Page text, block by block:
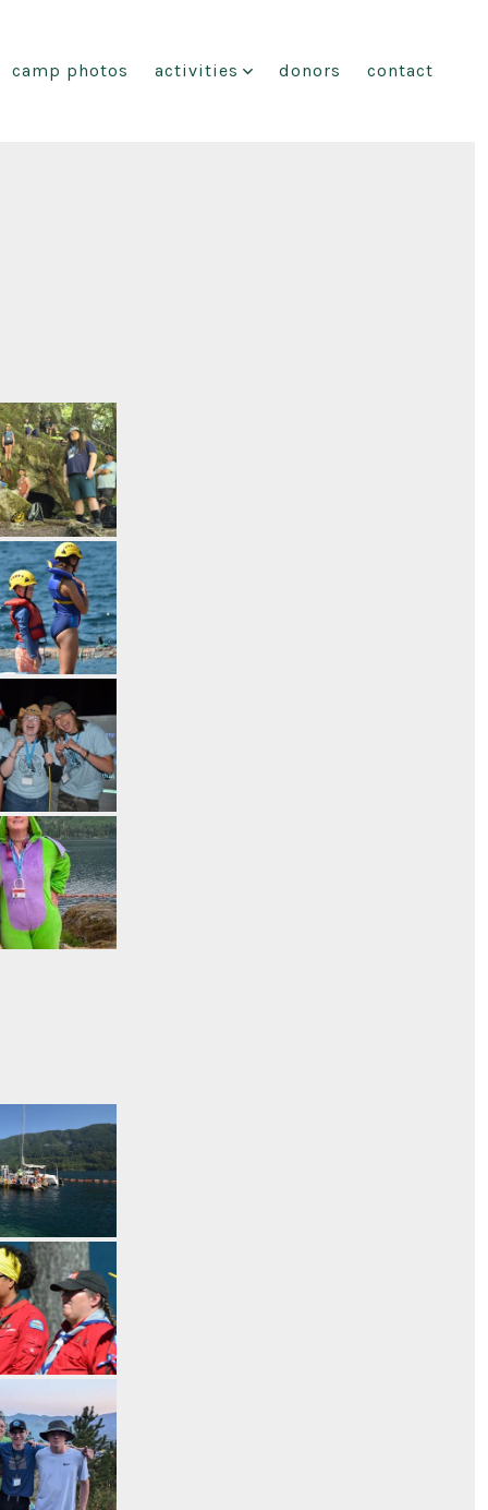
camp photos activities donors contact